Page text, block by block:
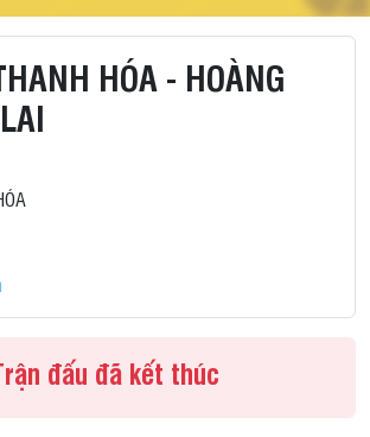
HÓA - HOÀNG
đấu đã kết thúc